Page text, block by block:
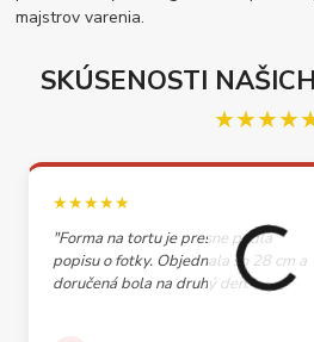
majstrov varenia.
SKÚSENOSTI
★★★★★
"Forma na tortu je presne podľa
popisu o fotky. Objednala so 28 cm a
doručená bola na druhý deň."